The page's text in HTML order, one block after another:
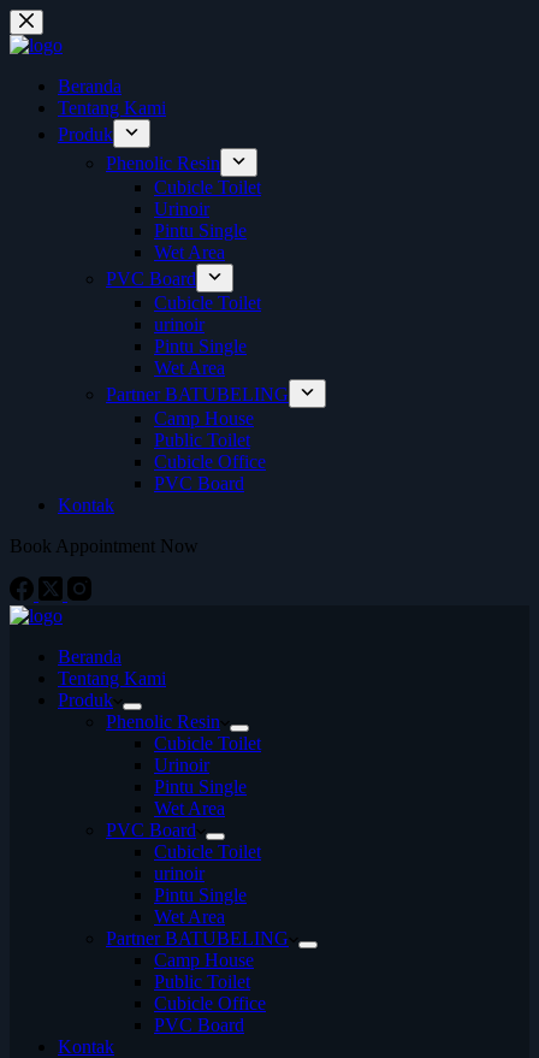
Skip
to
content
Beranda
Tentang Kami
Produk
Phenolic Resin
Cubicle Toilet
Urinoir
Pintu Single
Wet Area
PVC Board
Cubicle Toilet
urinoir
Pintu Single
Wet Area
Partner BATUBELING
Camp House
Public Toilet
Cubicle Office
PVC Board
Kontak
Book Appointment Now
Beranda
Tentang Kami
Produk
Phenolic Resin
Cubicle Toilet
Urinoir
Pintu Single
Wet Area
PVC Board
Cubicle Toilet
urinoir
Pintu Single
Wet Area
Partner BATUBELING
Camp House
Public Toilet
Cubicle Office
PVC Board
Kontak